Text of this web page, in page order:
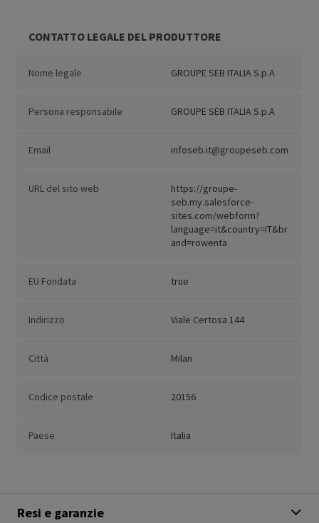
CONTATTO LEGALE DEL PRODUTTORE
Nome legale GROUPE SEB ITALIA S.p.A
Persona responsabile GROUPE SEB ITALIA S.p.A
Email infoseb.it@groupeseb.com
URL del sito web
https://groupe-
seb.my.salesforce-
sites.com/webform?
language=it&country=IT&br
and=rowenta
EU Fondata true
Indirizzo Viale Certosa 144
Città Milan
Codice postale 20156
Paese Italia
Resi e garanzie